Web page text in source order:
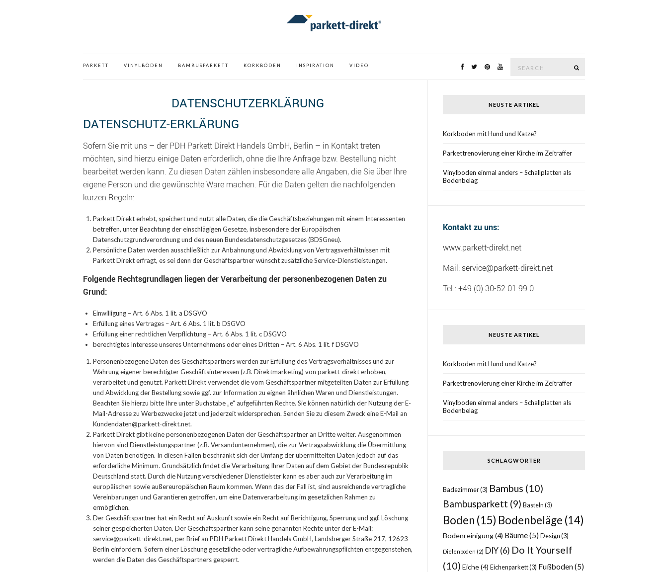
PARKETT VINYLBÖDEN BAMBUSPARKETT KORKBÖDEN INSPIRATION VIDEO
DATENSCHUTZERKLÄRUNG
DATENSCHUTZ-ERKLÄRUNG
Sofern Sie mit uns – der PDH Parkett Direkt Handels GmbH, Berlin – in Kontakt treten
möchten, sind hierzu einige Daten erforderlich, ohne die Ihre Anfrage bzw. Bestellung nicht
bearbeitet werden kann. Zu diesen Daten zählen insbesondere alle Angaben, die Sie über Ihre
eigene Person und die gewünschte Ware machen. Für die Daten gelten die nachfolgenden
kurzen Regeln:
Parkett Direkt erhebt, speichert und nutzt alle Daten, die die Geschäftsbeziehungen mit einem Interessenten
betreffen, unter Beachtung der einschlägigen Gesetze, insbesondere der Europäischen
Datenschutzgrundverordnung und des neuen Bundesdatenschutzgesetzes (BDSGneu).
Persönliche Daten werden ausschließlich zur Anbahnung und Abwicklung von Vertragsverhältnissen mit
Parkett Direkt erfragt, es sei denn der Geschäftspartner wünscht zusätzliche Service-Dienstleistungen.
Folgende Rechtsgrundlagen liegen der Verarbeitung der personenbezogenen Daten zu
Grund:
Einwilligung – Art. 6 Abs. 1 lit. a DSGVO
Erfüllung eines Vertrages – Art. 6 Abs. 1 lit. b DSGVO
Erfüllung einer rechtlichen Verpflichtung – Art. 6 Abs. 1 lit. c DSGVO
berechtigtes Interesse unseres Unternehmens oder eines Dritten – Art. 6 Abs. 1 lit. f DSGVO
Personenbezogene Daten des Geschäftspartners werden zur Erfüllung des Vertragsverhältnisses und zur
Wahrung eigener berechtigter Geschäftsinteressen (z.B. Direktmarketing) von parkett-direkt erhoben,
verarbeitet und genutzt. Parkett Direkt verwendet die vom Geschäftspartner mitgeteilten Daten zur Erfüllung
und Abwicklung der Bestellung sowie ggf. zur Information zu eignen ähnlichen Waren und Dienstleistungen.
Beachten Sie hierzu bitte Ihre unter Buchstabe „e“ aufgeführten Rechte. Sie können natürlich der Nutzung der E-
Mail-Adresse zu Werbezwecke jetzt und jederzeit widersprechen. Senden Sie zu diesem Zweck eine E-Mail an
Kundendaten@parkett-direkt.net.
Parkett Direkt gibt keine personenbezogenen Daten der Geschäftspartner an Dritte weiter. Ausgenommen
hiervon sind Dienstleistungspartner (z.B. Versandunternehmen), die zur Vertragsabwicklung die Übermittlung
von Daten benötigen. In diesen Fällen beschränkt sich der Umfang der übermittelten Daten jedoch auf das
erforderliche Minimum. Grundsätzlich findet die Verarbeitung Ihrer Daten auf dem Gebiet der Bundesrepublik
Deutschland statt. Durch die Nutzung verschiedener Dienstleister kann es aber auch zur Verarbeitung im
europäischen sowie außereuropäischen Raum kommen. Wenn das der Fall ist, sind ausreichende vertragliche
Vereinbarungen und Garantieren getroffen, um eine Datenverarbeitung im gesetzlichen Rahmen zu
ermöglichen.
Der Geschäftspartner hat ein Recht auf Auskunft sowie ein Recht auf Berichtigung, Sperrung und ggf. Löschung
seiner gespeicherten Daten. Der Geschäftspartner kann seine genannten Rechte unter der E-Mail:
service@parkett-direkt.net, per Brief an PDH Parkett Direkt Handels GmbH, Landsberger Straße 217, 12623
Berlin einfordern. Sofern einer Löschung gesetzliche oder vertragliche Aufbewahrungspflichten entgegenstehen,
werden die Daten des Geschäftspartners gesperrt.
NEUSTE ARTIKEL
Korkboden mit Hund und Katze?
Parkettrenovierung einer Kirche im Zeitraffer
Vinylboden einmal anders – Schallplatten als
Bodenbelag
Kontakt zu uns:
www.parkett-direkt.net
Mail: service@parkett-direkt.net
Tel.: +49 (0) 30-52 01 99 0
NEUSTE ARTIKEL
Korkboden mit Hund und Katze?
Parkettrenovierung einer Kirche im Zeitraffer
Vinylboden einmal anders – Schallplatten als
Bodenbelag
SCHLAGWÖRTER
Badezimmer(3) Bambus (10)
Bambusparkett (9) Basteln (3)
Boden (15) Bodenbeläge (14)
Bodenreinigung(4) Bäume(5) Design (3)
Dielenboden (2) DIY(6) Do It Yourself
(10) Eiche(4) Eichenparkett(3) Fußboden(5)